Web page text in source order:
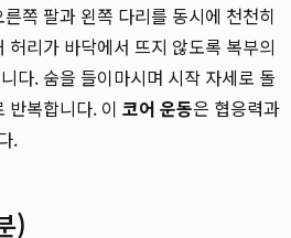
쪽 팔과 왼쪽 다리를 동시에 천천히
허리가 바닥에서 뜨지 않도록 복부의
다. 숨을 들이마시며 시작 자세로 돌
반복합니다. 이 코어 운동은 협응력과
.
)